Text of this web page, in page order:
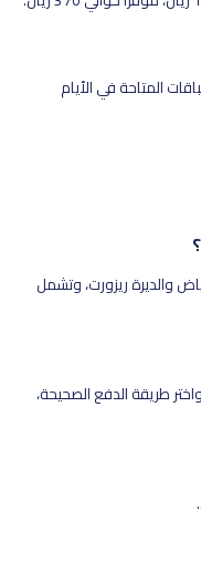
حتى 70% حسب الباقات المتاحة في الأيام
والديرة ريزورت، وتشمل
استخدم الكود على الموقع بالمبلغ SAR + VAT واختر طريقة الدفع الصحيحة،